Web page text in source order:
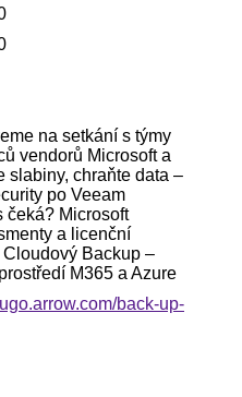
na setkání s týmy
vendorů Microsoft a
slabiny, chraňte data –
po Veeam
čeká? Microsoft
a licenční
Backup –
M365 a Azure
back-up-